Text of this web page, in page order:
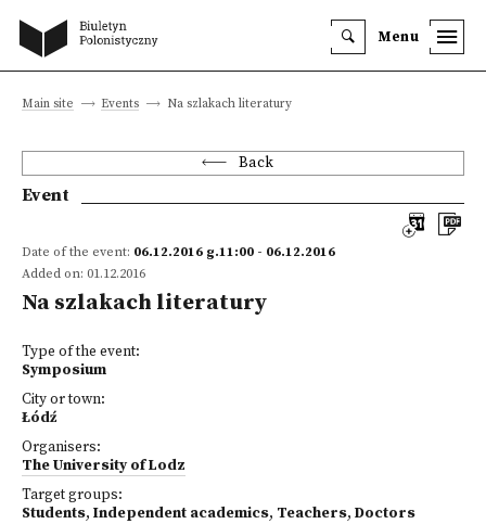
Menu
Main site Events Na szlakach literatury
Back
Event
Date of the event: 06.12.2016 g.11:00 - 06.12.2016
Added on: 01.12.2016
Na szlakach literatury
Type of the event:
Symposium
City or town:
Łódź
Organisers:
The University of Lodz
Target groups:
Students, Independent academics, Teachers, Doctors